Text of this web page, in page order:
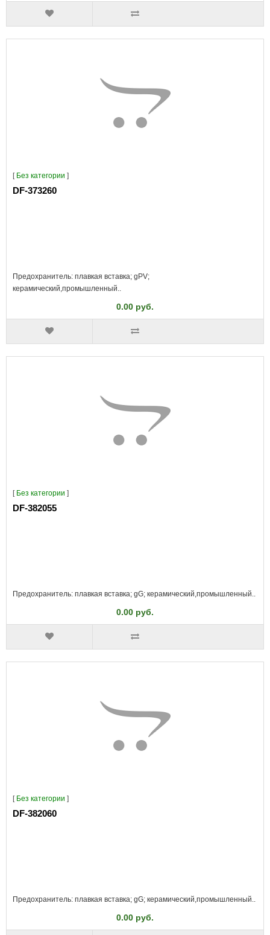
[ Без категории ]
DF-373260
Предохранитель: плавкая вставка; gPV;
керамический,промышленный..
0.00 руб.
[ Без категории ]
DF-382055
Предохранитель: плавкая вставка; gG; керамический,промышленный..
0.00 руб.
[ Без категории ]
DF-382060
Предохранитель: плавкая вставка; gG; керамический,промышленный..
0.00 руб.